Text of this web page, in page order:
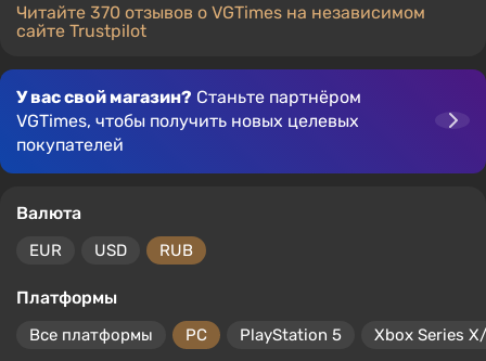
Читайте 370 отзывов о VGTimes на независимом
сайте Trustpilot
У вас свой магазин? Станьте партнёром
VGTimes, чтобы получить новых целевых
покупателей
Валюта
EUR USD RUB
Платформы
Все платформы PC PlayStation 5 Xbox Series